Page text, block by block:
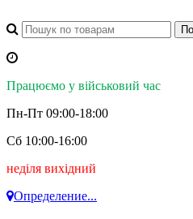
Працюємо у військовий час
Пн-Пт 09:00-18:00
Сб 10:00-16:00
неділя вихідний
Определение...